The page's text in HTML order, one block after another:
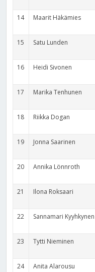
14 Maarit Häkämies
15 Satu Lunden
16 Heidi Sivonen
17 Marika Tenhunen
18 Riikka Dogan
19 Jonna Saarinen
20 Annika Lönnroth
21 Ilona Roksaari
22 Sannamari Kyyhkynen
23 Tytti Nieminen
24 Anita Alarousu